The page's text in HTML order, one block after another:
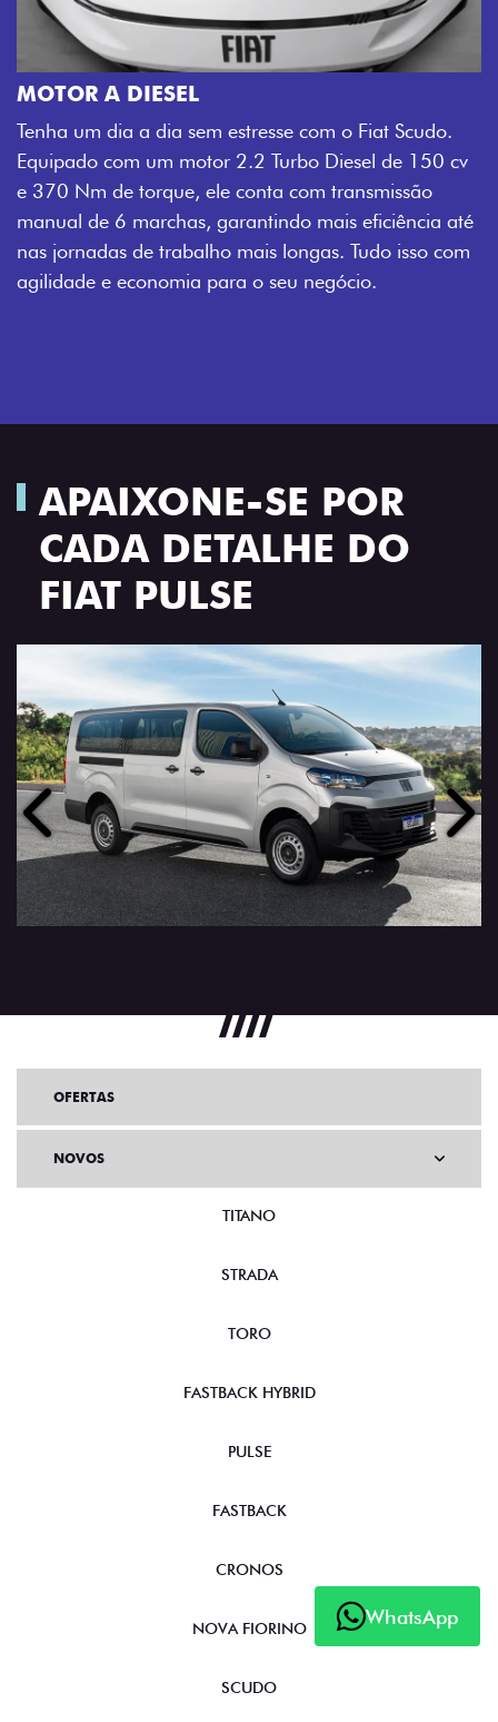
MOTOR A DIESEL
Tenha um dia a dia sem estresse com o Fiat Scudo.
Equipado com um motor 2.2 Turbo Diesel de 150 cv
e 370 Nm de torque, ele conta com transmissão
manual de 6 marchas, garantindo mais eficiência até
nas jornadas de trabalho mais longas. Tudo isso com
agilidade e economia para o seu negócio.
APAIXONE-SE POR
CADA DETALHE DO
FIAT PULSE
Anterior
WhatsApp
OFERTAS
NOVOS
TITANO
STRADA
TORO
FASTBACK HYBRID
PULSE
FASTBACK
CRONOS
NOVA FIORINO
SCUDO